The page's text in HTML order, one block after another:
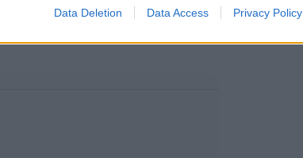
Data Deletion Data Access Privacy Policy
vahvistaneet onnettomuuden